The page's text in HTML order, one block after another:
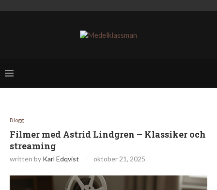
Blogg
Filmer med Astrid Lindgren – Klassiker och
streaming
written by Karl Edqvist oktober 21, 2025